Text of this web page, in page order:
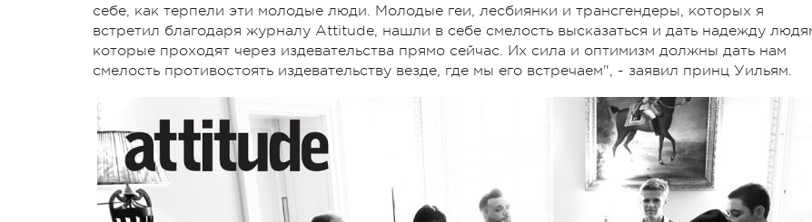
себе, как терпели эти молодые люди. Молодые геи, лесбиянки и трансгендеры, которых я
встретил благодаря журналу Attitude, нашли в себе смелость высказаться и дать надежду
которые проходят через издевательства прямо сейчас. Их сила и оптимизм должны дать нам
смелость противостоять издевательству везде, где мы его встречаем", - заявил принц Уильям.